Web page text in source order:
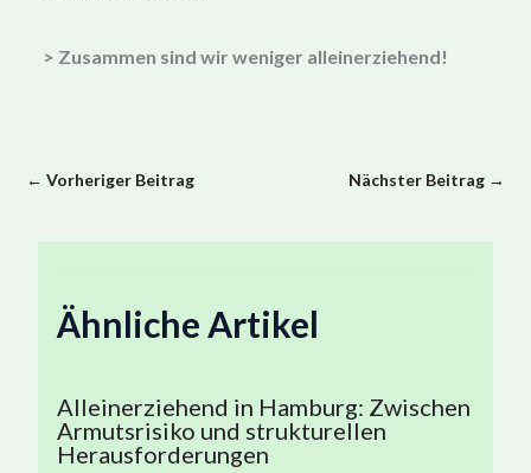
> Zusammen sind wir weniger alleinerziehend!
← Vorheriger Beitrag Nächster Beitrag →
Ähnliche Artikel
Alleinerziehend in Hamburg: Zwischen
Armutsrisiko und strukturellen
Herausforderungen